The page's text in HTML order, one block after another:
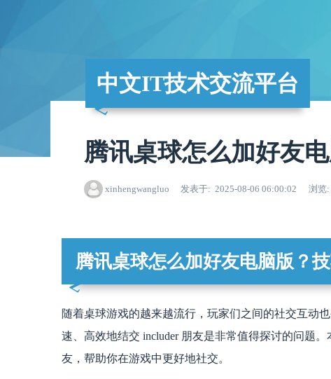
中文IT技术交流平台
腾讯桌球怎么加好友
xinhengwangluo 发表于 2025-08-06 06:00:02 浏览
腾讯桌球怎么加好友电脑版？技
随着桌球游戏的越来越流行，玩家们之间的社交互动
速、高效地结交 includer 朋友是非常值得探讨的问题
友，帮助你在游戏中更好地社交。